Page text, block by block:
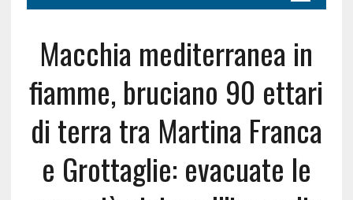
Macchia mediterranea in
fiamme, bruciano 90 ettari
di terra tra Martina Franca
e Grottaglie: evacuate le